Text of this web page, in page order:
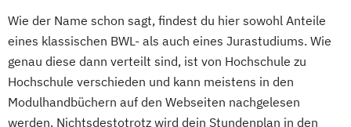
Wie der Name schon sagt, findest du hier sowohl Anteile
eines klassischen BWL- als auch eines Jurastudiums. Wie
genau diese dann verteilt sind, ist von Hochschule zu
Hochschule verschieden und kann meistens in den
Modulhandbüchern auf den Webseiten nachgelesen
werden. Nichtsdestotrotz wird dein Stundenplan in den